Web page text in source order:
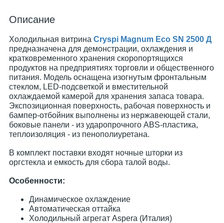
Описание
Холодильная витрина Cryspi Magnum Eco SN 2500 Д
предназначена для демонстрации, охлаждения и
кратковременного хранения скоропортящихся
продуктов на предприятиях торговли и общественного
питания. Модель оснащена изогнутым фронтальным
стеклом, LED-подсветкой и вместительной
охлаждаемой камерой для хранения запаса товара.
Экспозиционная поверхность, рабочая поверхность и
бампер-отбойник выполнены из нержавеющей стали,
боковые панели - из ударопрочного ABS-пластика,
теплоизоляция - из пенополиуретана.
В комплект поставки входят ночные шторки из
оргстекла и емкость для сбора талой воды.
Особенности:
Динамическое охлаждение
Автоматическая оттайка
Холодильный агрегат Aspera (Италия)